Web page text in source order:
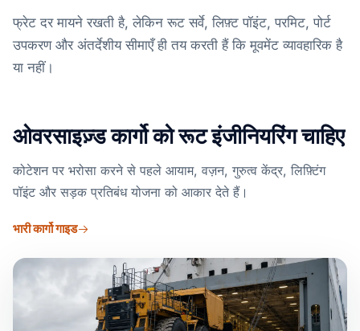
फ्रेट दर मायने रखती है, लेकिन रूट सर्वे, लिफ़्ट पॉइंट, परमिट, पोर्ट
उपकरण और अंतर्देशीय सीमाएँ ही तय करती हैं कि मूवमेंट व्यावहारिक है
या नहीं।
ओवरसाइज़्ड कार्गो को रूट इंजीनियरिंग चाहिए
कोटेशन पर भरोसा करने से पहले आयाम, वज़न, गुरुत्व केंद्र, लिफ़्टिंग
पॉइंट और सड़क प्रतिबंध योजना को आकार देते हैं।
भारी कार्गो गाइड